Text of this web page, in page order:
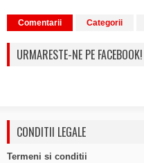
Comentarii Categorii
URMARESTE-NE PE FACEBOOK!
CONDITII LEGALE
Termeni si conditii